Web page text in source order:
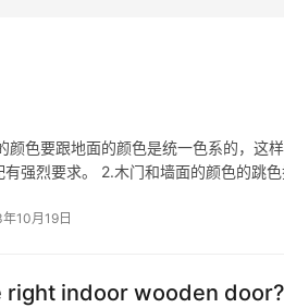
颜色要跟地面的颜色是统一色系的，这
强烈要求。 2.木门和墙面的颜色的跳
10月19日
right indoor wooden